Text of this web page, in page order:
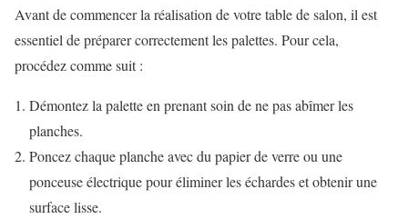
Avant de commencer la réalisation de votre table de salon, il est
essentiel de préparer correctement les palettes. Pour cela,
procédez comme suit :
Démontez la palette en prenant soin de ne pas abîmer les
planches.
Poncez chaque planche avec du papier de verre ou une
ponceuse électrique pour éliminer les échardes et obtenir une
surface lisse.